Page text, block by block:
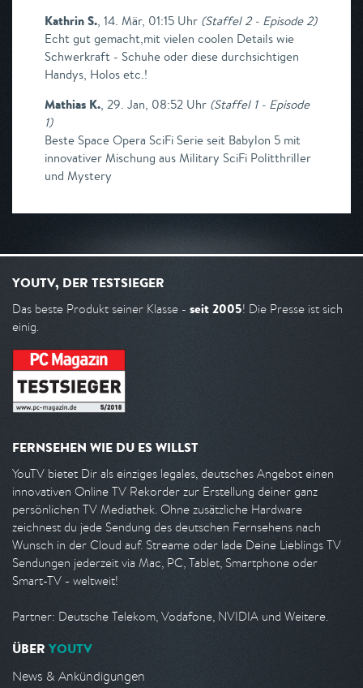
Kathrin S., 14. Mär, 01:15 Uhr (Staffel 2 - Episode 2)
Echt gut gemacht,mit vielen coolen Details wie
Schwerkraft - Schuhe oder diese durchsichtigen
Handys, Holos etc.!
Mathias K., 29. Jan, 08:52 Uhr (Staffel 1 - Episode
1)
Beste Space Opera SciFi Serie seit Babylon 5 mit
innovativer Mischung aus Military SciFi Politthriller
und Mystery
YOUTV, DER TESTSIEGER
Das beste Produkt seiner Klasse - seit 2005! Die Presse ist sich
einig.
FERNSEHEN WIE DU ES WILLST
YouTV bietet Dir als einziges legales, deutsches Angebot einen
innovativen Online TV Rekorder zur Erstellung deiner ganz
persönlichen TV Mediathek. Ohne zusätzliche Hardware
zeichnest du jede Sendung des deutschen Fernsehens nach
Wunsch in der Cloud auf. Streame oder lade Deine Lieblings TV
Sendungen jederzeit via Mac, PC, Tablet, Smartphone oder
Smart-TV - weltweit!
Partner: Deutsche Telekom, Vodafone, NVIDIA und Weitere.
ÜBER YOUTV
News & Ankündigungen